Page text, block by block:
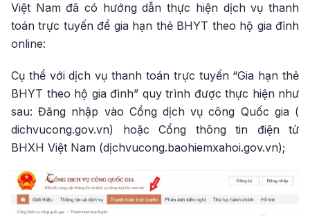
Việt Nam đã có hướng dẫn thực hiện dịch vụ thanh
toán trực tuyến để gia hạn thẻ BHYT theo hộ gia đình
online:
Cụ thể với dịch vụ thanh toán trực tuyến “Gia hạn thẻ
BHYT theo hộ gia đình” quy trình được thực hiện như
sau: Đăng nhập vào Cổng dịch vụ công Quốc gia (
dichvucong.gov.vn) hoặc Cổng thông tin điện tử
BHXH Việt Nam (dịchvucong.baohiemxahoi.gov.vn);